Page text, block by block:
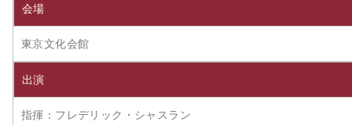
会場
東京文化会館
出演
指揮：フレデリック・シャスラン